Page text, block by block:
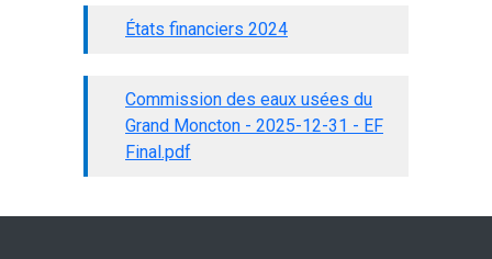
États financiers 2024
Commission des eaux usées du
Grand Moncton - 2025-12-31 - EF
Final.pdf